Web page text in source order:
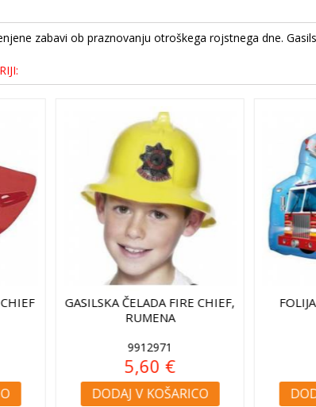
zabavi ob praznovanju otroškega rojstnega dne.
GASILSKA ČELADA FIRE CHIEF,
RUMENA
9912971
5,60 €
DODAJ V KOŠARICO
FOLIJA